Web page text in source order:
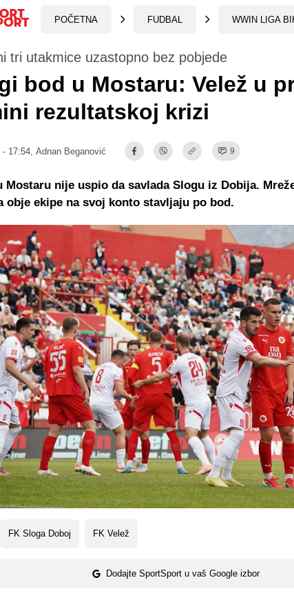
POČETNA FUDBAL WWIN LIGA
tri utakmice uzastopno bez pobjede
bod u Mostaru: Velež u
rezultatskoj krizi
17:54, Adnan Beganović 9
FK Sloga Doboj FK Velež
Dodajte SportSport u vaš Google izbor
Mostaru nije uspio da savlada Slogu iz Dobija.
obje ekipe na svoj konto stavljaju po bod.